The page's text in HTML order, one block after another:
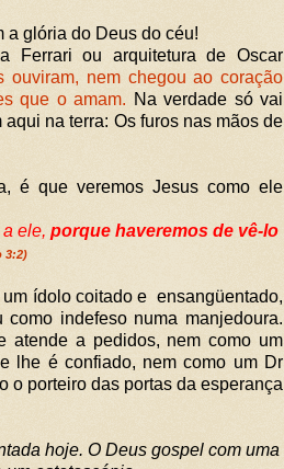
a glória do Deus do céu!
Ferrari ou arquitetura de Oscar
ouviram, nem chegou ao coração
que o amam. Na verdade só vai
na terra: Os furos nas mãos de
é que veremos Jesus como ele
ele, porque haveremos de vê-lo
3:2)
ídolo coitado e ensangüentado,
indefeso numa manjedoura.
atende a pedidos, nem como um
lhe é confiado, nem como um Dr
o porteiro das portas da esperança
hoje. O Deus gospel com uma